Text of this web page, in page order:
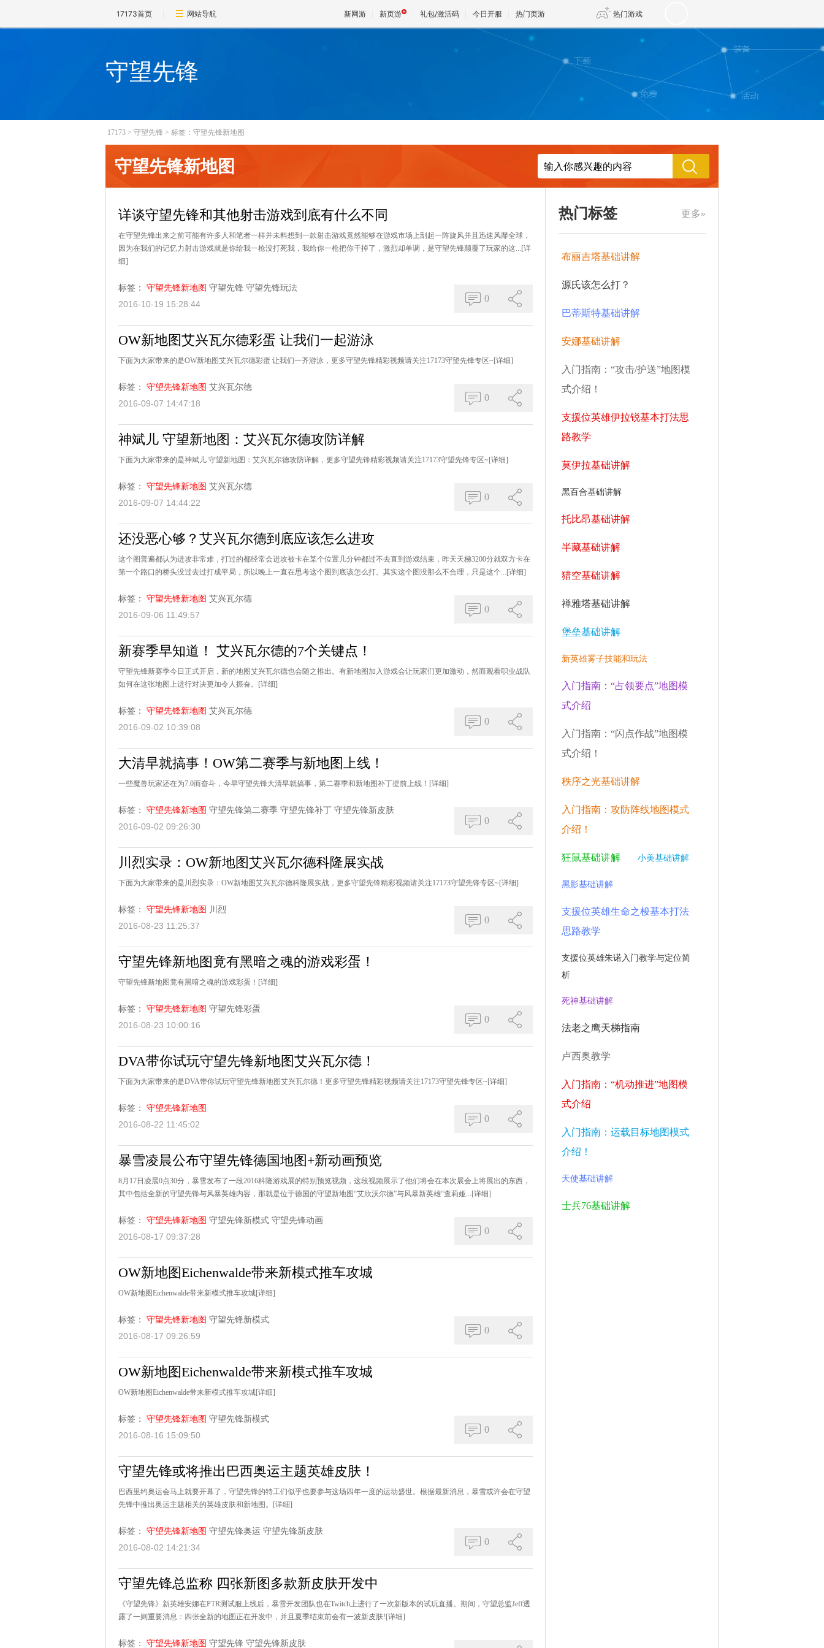
17173首页 网站导航 新网游 新页游 礼包/激活码 今日开服 热门页游 热门游戏
DNF 传奇4
天堂
王权与自由 诛仙世界 新仙侠5
守望先锋
17173 > 守望先锋 > 标签：守望先锋新地图
守望先锋新地图
详谈守望先锋和其他射击游戏到底有什么不同
在守望先锋出来之前可能有许多人和笔者一样并未料想到一款射击游戏竟然能够在游戏市场上刮起一阵旋风并且迅速风靡全球，
因为在我们的记忆力射击游戏就是你给我一枪没打死我，我给你一枪把你干掉了，激烈却单调，是守望先锋颠覆了玩家的这... [详
细]
标签： 守望先锋新地图 守望先锋 守望先锋玩法
2016-10-19 15:28:44
0
OW新地图艾兴瓦尔德彩蛋 让我们一起游泳
下面为大家带来的是OW新地图艾兴瓦尔德彩蛋 让我们一齐游泳，更多守望先锋精彩视频请关注17173守望先锋专区~ [详细]
标签： 守望先锋新地图 艾兴瓦尔德
2016-09-07 14:47:18
0
神斌儿 守望新地图：艾兴瓦尔德攻防详解
下面为大家带来的是神斌儿 守望新地图：艾兴瓦尔德攻防详解，更多守望先锋精彩视频请关注17173守望先锋专区~ [详细]
标签： 守望先锋新地图 艾兴瓦尔德
2016-09-07 14:44:22
0
还没恶心够？艾兴瓦尔德到底应该怎么进攻
这个图普遍都认为进攻非常难，打过的都经常会进攻被卡在某个位置几分钟都过不去直到游戏结束，昨天天梯3200分就双方卡在
第一个路口的桥头没过去过打成平局，所以晚上一直在思考这个图到底该怎么打。其实这个图没那么不合理，只是这个... [详细]
标签： 守望先锋新地图 艾兴瓦尔德
2016-09-06 11:49:57
0
新赛季早知道！ 艾兴瓦尔德的7个关键点！
守望先锋新赛季今日正式开启，新的地图艾兴瓦尔德也会随之推出。有新地图加入游戏会让玩家们更加激动，然而观看职业战队
如何在这张地图上进行对决更加令人振奋。
[详细]
标签： 守望先锋新地图 艾兴瓦尔德
2016-09-02 10:39:08
0
大清早就搞事！OW第二赛季与新地图上线！
一些魔兽玩家还在为7.0而奋斗，今早守望先锋大清早就搞事，第二赛季和新地图补丁提前上线！ [详细]
标签： 守望先锋新地图 守望先锋第二赛季 守望先锋补丁 守望先锋新皮肤
2016-09-02 09:26:30
0
川烈实录：OW新地图艾兴瓦尔德科隆展实战
下面为大家带来的是川烈实录：OW新地图艾兴瓦尔德科隆展实战，更多守望先锋精彩视频请关注17173守望先锋专区~ [详细]
标签： 守望先锋新地图 川烈
2016-08-23 11:25:37
0
守望先锋新地图竟有黑暗之魂的游戏彩蛋！
守望先锋新地图竟有黑暗之魂的游戏彩蛋！ [详细]
标签： 守望先锋新地图 守望先锋彩蛋
2016-08-23 10:00:16
0
DVA带你试玩守望先锋新地图艾兴瓦尔德！
下面为大家带来的是DVA带你试玩守望先锋新地图艾兴瓦尔德！更多守望先锋精彩视频请关注17173守望先锋专区~ [详细]
标签： 守望先锋新地图
2016-08-22 11:45:02
0
暴雪凌晨公布守望先锋德国地图+新动画预览
8月17日凌晨0点30分，暴雪发布了一段2016科隆游戏展的特别预览视频，这段视频展示了他们将会在本次展会上将展出的东西，
其中包括全新的守望先锋与风暴英雄内容，那就是位于德国的守望新地图“艾欣沃尔德”与风暴新英雄“查莉娅... [详细]
标签： 守望先锋新地图 守望先锋新模式 守望先锋动画
2016-08-17 09:37:28
0
OW新地图Eichenwalde带来新模式推车攻城
OW新地图Eichenwalde带来新模式推车攻城[详细]
标签： 守望先锋新地图 守望先锋新模式
2016-08-17 09:26:59
0
OW新地图Eichenwalde带来新模式推车攻城
OW新地图Eichenwalde带来新模式推车攻城[详细]
标签： 守望先锋新地图 守望先锋新模式
2016-08-16 15:09:50
0
守望先锋或将推出巴西奥运主题英雄皮肤！
巴西里约奥运会马上就要开幕了，守望先锋的特工们似乎也要参与这场四年一度的运动盛世。根据最新消息，暴雪或许会在守望
先锋中推出奥运主题相关的英雄皮肤和新地图。
[详细]
标签： 守望先锋新地图 守望先锋奥运 守望先锋新皮肤
2016-08-02 14:21:34
0
守望先锋总监称 四张新图多款新皮肤开发中
《守望先锋》新英雄安娜在PTR测试服上线后，暴雪开发团队也在Twitch上进行了一次新版本的试玩直播。期间，守望总监Jeff透
露了一则重要消息：四张全新的地图正在开发中，并且夏季结束前会有一波新皮肤! [详细]
标签： 守望先锋新地图 守望先锋 守望先锋新皮肤
更多»
热门标签
布丽吉塔基础讲解
源氏该怎么打？
巴蒂斯特基础讲解
安娜基础讲解
入门指南：“攻击/护送”地图模
式介绍！
支援位英雄伊拉锐基本打法思
路教学
莫伊拉基础讲解
黑百合基础讲解
托比昂基础讲解
半藏基础讲解
猎空基础讲解
禅雅塔基础讲解
堡垒基础讲解
新英雄雾子技能和玩法
入门指南：“占领要点”地图模
式介绍
入门指南：“闪点作战”地图模
式介绍！
秩序之光基础讲解
入门指南：攻防阵线地图模式
介绍！
狂鼠基础讲解 小美基础讲解
黑影基础讲解
支援位英雄生命之梭基本打法
思路教学
支援位英雄朱诺入门教学与定位简
析
死神基础讲解
法老之鹰天梯指南
卢西奥教学
入门指南：“机动推进”地图模
式介绍
入门指南：运载目标地图模式
介绍！
天使基础讲解
士兵76基础讲解